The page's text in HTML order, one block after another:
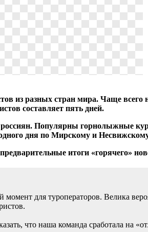
из разных стран мира. Чаще
составляет пять дней.
россиян. Популярны
дня по Мирскому и
итоги «горячего»
для туроператоров. Велика
что наша команда сработала на